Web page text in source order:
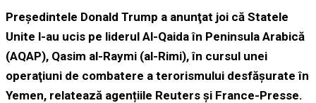
Preşedintele Donald Trump a anunţat joi că Statele
Unite l-au ucis pe liderul Al-Qaida în Peninsula Arabică
(AQAP), Qasim al-Raymi (al-Rimi), în cursul unei
operaţiuni de combatere a terorismului desfășurate în
Yemen, relatează agențiile Reuters și France-Presse.